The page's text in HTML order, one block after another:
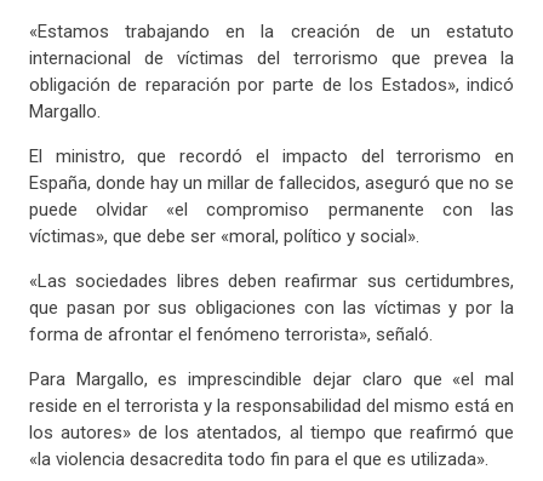
«Estamos trabajando en la creación de un estatuto
internacional de víctimas del terrorismo que prevea la
obligación de reparación por parte de los Estados», indicó
Margallo.
El ministro, que recordó el impacto del terrorismo en
España, donde hay un millar de fallecidos, aseguró que no se
puede olvidar «el compromiso permanente con las
víctimas», que debe ser «moral, político y social».
«Las sociedades libres deben reafirmar sus certidumbres,
que pasan por sus obligaciones con las víctimas y por la
forma de afrontar el fenómeno terrorista», señaló.
Para Margallo, es imprescindible dejar claro que «el mal
reside en el terrorista y la responsabilidad del mismo está en
los autores» de los atentados, al tiempo que reafirmó que
«la violencia desacredita todo fin para el que es utilizada».